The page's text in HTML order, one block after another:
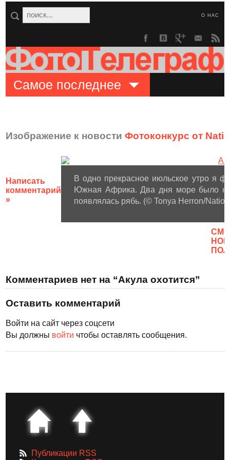
О НАС
Самое последнее
Изображение к новостиФотоконкурс от
Написать
комментарий
»
В одно прекрасное июльское утро я
Южная Африка. Два дня море было
появлялась рябь. (© Tonya Herron/
Комментариев нет на “Акула охотится”
Оставить комментарий
Войти на сайт через соцсети
Вы должны войти чтобы оставлять сообщения.
Публикации RSS